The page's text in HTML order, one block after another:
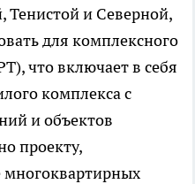
Тенистой и Северной,
для комплексного
что включает в себя
комплекса с
и объектов
проекту,
многоквартирных